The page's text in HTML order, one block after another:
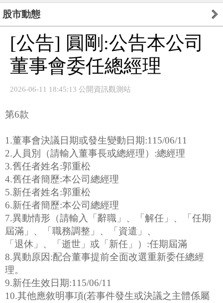
股市動態
[公告] 圓剛:公告本公司
董事會委任總經理
2026-06-11 18:45:13 公開資訊觀測站
第6款
1.董事會決議日期或發生變動日期:115/06/11
2.人員別（請輸入董事長或總經理）:總經理
3.舊任者姓名:郭重松
4.舊任者簡歷:本公司總經理
5.新任者姓名:郭重松
6.新任者簡歷:本公司總經理
7.異動情形（請輸入「辭職」、「解任」、「任期
屆滿」、「職務調整」、「資遣」、
「退休」、「逝世」或「新任」）:任期屆滿
8.異動原因:配合董事提前全面改選重新委任總經
理。
9.新任生效日期:115/06/11
10.其他應敘明事項(若事件發生或決議之主體係屬